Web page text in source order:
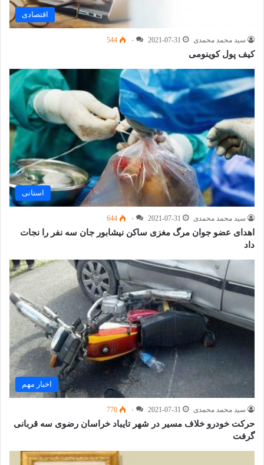
اقتصادی
سید محمد محمدی 2021-07-31 ۰ 544
کیف پول کوینومی
استانی
سید محمد محمدی 2021-07-31 ۰ 644
اهدای عضو جوان مرگ مغزی ساکن نیشابور جان سه نفر را نجات
داد
اخبار مهم
سید محمد محمدی 2021-07-31 ۰ 770
حرکت خودرو خلاف مسیر در شهر تایباد خراسان رضوی سه قربانی
گرفت